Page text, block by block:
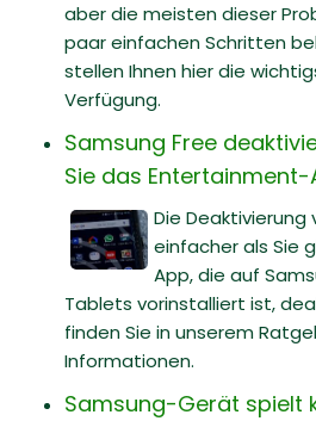
aber die meisten dieser
paar einfachen Schritten
stellen Ihnen hier die
Verfügung.
Samsung Free
Sie das
Die Deaktivierung
einfacher als Sie
App, die auf
Tablets vorinstalliert ist,
finden Sie in unserem
Informationen.
Samsung-Gerät spielt